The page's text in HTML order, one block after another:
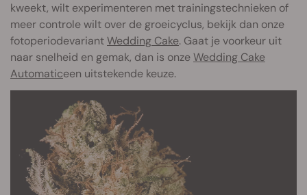
kweekt, wilt experimenteren met trainingstechnieken of
meer controle wilt over de groeicyclus, bekijk dan onze
fotoperiodevariantWedding Cake. Gaat je voorkeur uit
naar snelheid en gemak, dan is onzeWedding Cake
Automaticeen uitstekende keuze.